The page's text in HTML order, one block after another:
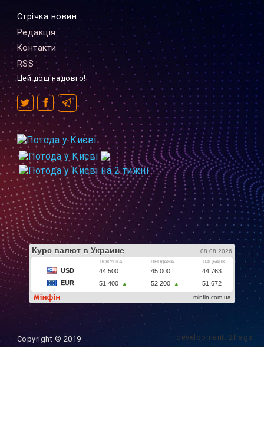
Стрiчка новин
Редакцiя
Контакти
RSS
Цей дощ надовго!
Copyright © 2019 development: 2frags